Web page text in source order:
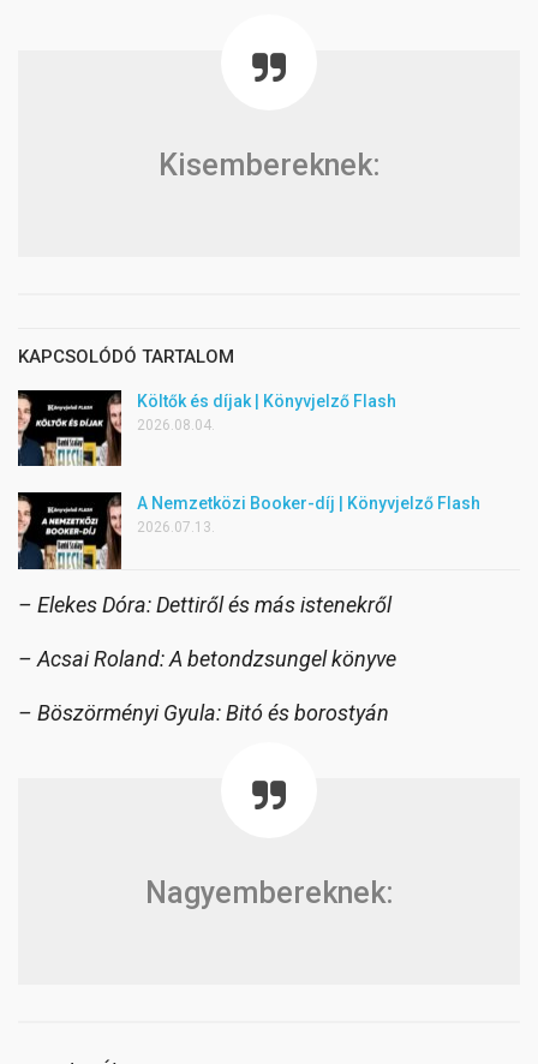
Kisembereknek:
KAPCSOLÓDÓ TARTALOM
Költők és díjak | Könyvjelző Flash
2026.08.04.
A Nemzetközi Booker-díj | Könyvjelző Flash
2026.07.13.
– Elekes Dóra: Dettiről és más istenekről
– Acsai Roland: A betondzsungel könyve
– Böszörményi Gyula: Bitó és borostyán
Nagyembereknek: